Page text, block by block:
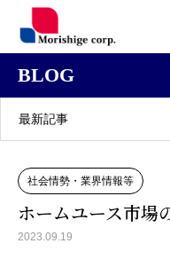
BLOG
最新記事
社会情勢・業界情報等
ホームユース市場
2023.09.19